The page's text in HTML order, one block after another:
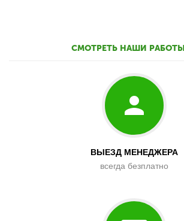
СМОТРЕТЬ НАШИ РАБОТЫ
ВЫЕЗД МЕНЕДЖЕРА
всегда безплатно